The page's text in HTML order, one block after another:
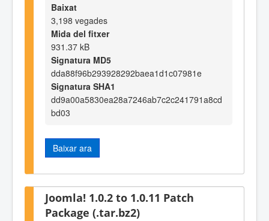
Baixat
3,198 vegades
Mida del fitxer
931.37 kB
Signatura MD5
dda88f96b293928292baea1d1c07981e
Signatura SHA1
dd9a00a5830ea28a7246ab7c2c241791a8cd
bd03
Baixar ara
Joomla! 1.0.2 to 1.0.11 Patch
Package (.tar.bz2)